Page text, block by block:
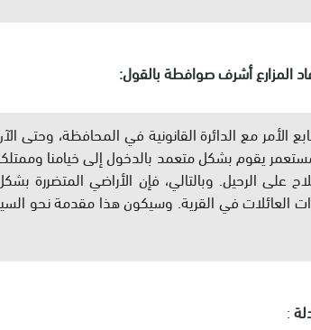
المزارع أشرف صوافطة بالقول:
الأمر مع الدائرة القانونية في المحافظة، وحتى
يقوم بشكل متعمد بالدخول إلى خيامنا
على الرحيل. وبالتالي، فإن الأراضي المتضررة
في القرية. وسيكون هذا مقدمة نحو
: